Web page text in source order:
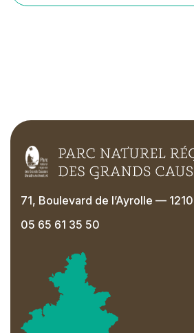
71, Boulevard de l’Ayrolle —
05 65 61 35 50